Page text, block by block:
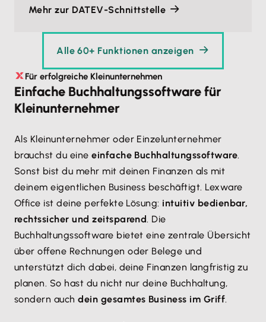
Mehr zur DATEV-Schnittstelle
Alle 60+ Funktionen anzeigen
Für erfolgreiche Kleinunternehmen
Einfache Buchhaltungssoftware für
Kleinunternehmer
Als Kleinunternehmer oder Einzelunternehmer
brauchst du eineeinfache Buchhaltungssoftware.
Sonst bist du mehr mit deinen Finanzen als mit
deinem eigentlichen Business beschäftigt. Lexware
Office ist deine perfekte Lösung: intuitiv bedienbar,
rechtssicher und zeitsparend. Die
Buchhaltungssoftware bietet eine zentrale Übersicht
über offene Rechnungen oder Belege und
unterstützt dich dabei, deine Finanzen langfristig zu
planen. So hast du nicht nur deine Buchhaltung,
sondern auchdein gesamtes Business im Griff.